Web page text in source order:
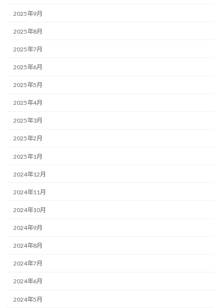
2025年9月
2025年8月
2025年7月
2025年6月
2025年5月
2025年4月
2025年3月
2025年2月
2025年1月
2024年12月
2024年11月
2024年10月
2024年9月
2024年8月
2024年7月
2024年6月
2024年5月